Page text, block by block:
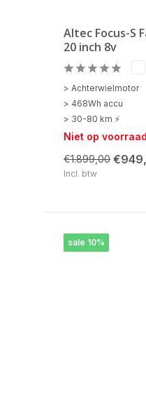
Altec Focus-S
20 inch 8v
> Achterwielmotor
> 468Wh accu
> 30-80 km ⚡
Niet op voorraad
€1.899,00
Incl. btw
sale 10%